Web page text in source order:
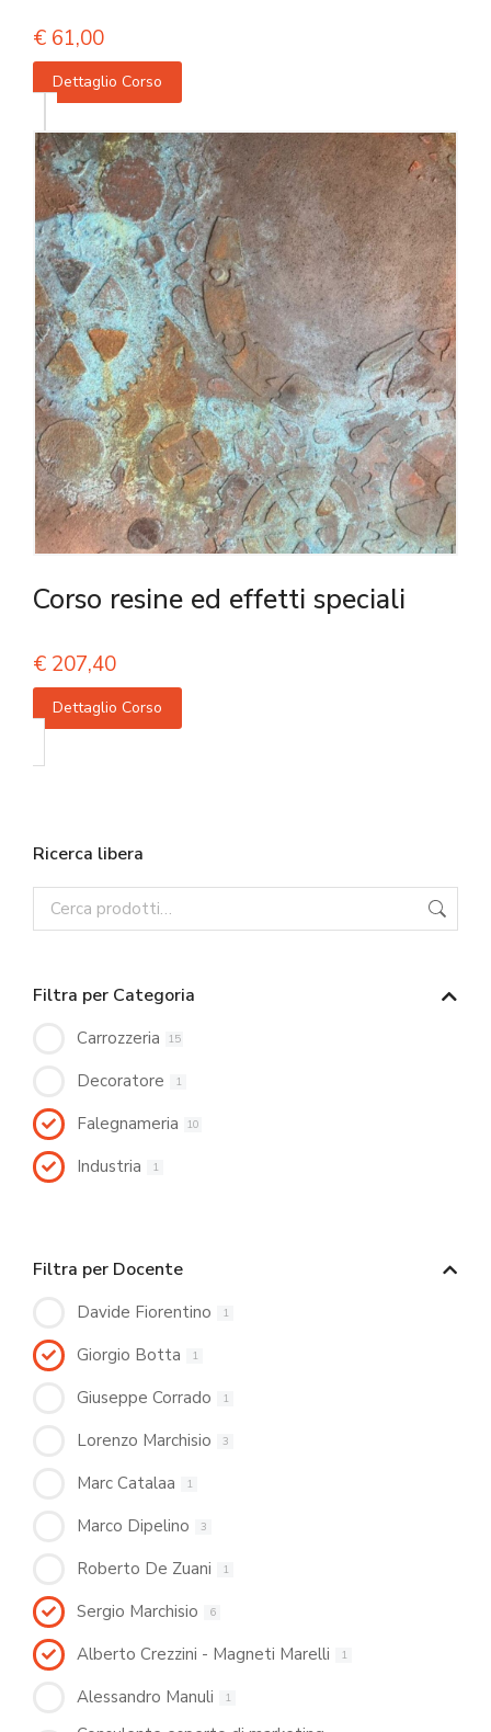
€ 61,00
Dettaglio Corso
Corso resine ed effetti speciali
€ 207,40
Dettaglio Corso
Ricerca libera
Filtra per Categoria
Carrozzeria 15
Decoratore 1
Falegnameria 10
Industria 1
Filtra per Docente
Davide Fiorentino 1
Giorgio Botta 1
Giuseppe Corrado 1
Lorenzo Marchisio 3
Marc Catalaa 1
Marco Dipelino 3
Roberto De Zuani 1
Sergio Marchisio 6
Alberto Crezzini - Magneti Marelli 1
Alessandro Manuli 1